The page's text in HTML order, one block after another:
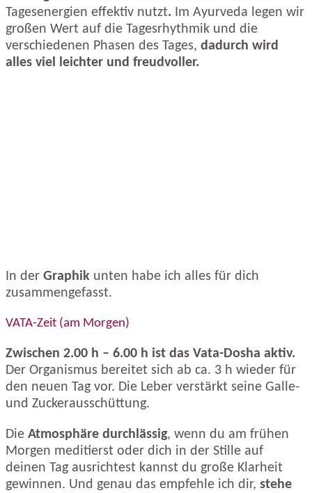
Tagesenergien effektiv nutzt. Im Ayurveda legen wir
großen Wert auf die Tagesrhythmik und die
verschiedenen Phasen des Tages, dadurch wird
alles viel leichter und freudvoller.
In der Graphik unten habe ich alles für dich
zusammengefasst.
VATA-Zeit (am Morgen)
Zwischen 2.00 h – 6.00 h ist das Vata-Dosha aktiv.
Der Organismus bereitet sich ab ca. 3 h wieder für
den neuen Tag vor. Die Leber verstärkt seine Galle-
und Zuckerausschüttung.
Die Atmosphäre durchlässig, wenn du am frühen
Morgen meditierst oder dich in der Stille auf
deinen Tag ausrichtest kannst du große Klarheit
gewinnen. Und genau das empfehle ich dir, stehe